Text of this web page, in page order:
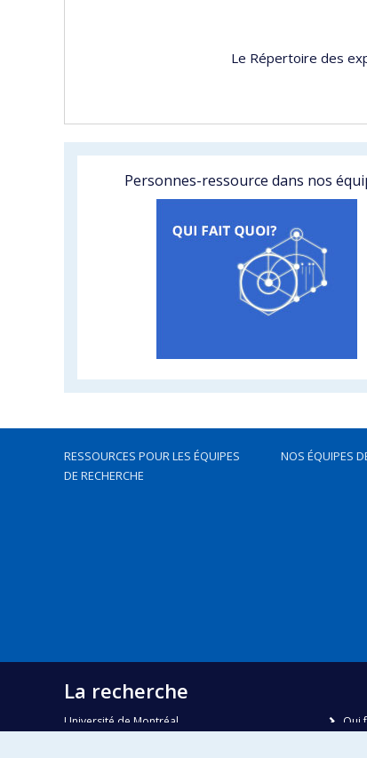
Le Répertoire des
Personnes-ressource dans nos
RESSOURCES POUR LES ÉQUIPES
DE RECHERCHE
NOS ÉQUIPES
La recherche
Université de Montréal
Qui